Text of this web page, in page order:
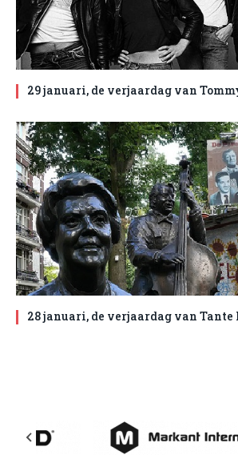
29 januari, de verjaardag van
28 januari, de verjaardag van Tante